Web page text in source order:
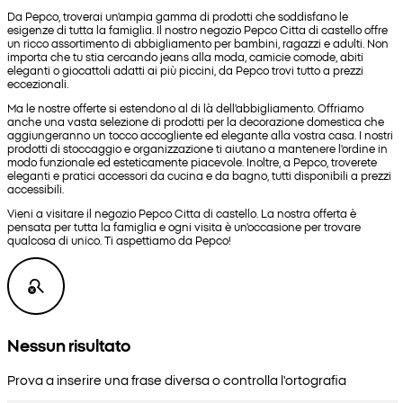
Da Pepco, troverai un'ampia gamma di prodotti che soddisfano le
esigenze di tutta la famiglia. Il nostro negozio Pepco Citta di castello offre
un ricco assortimento di abbigliamento per bambini, ragazzi e adulti. Non
importa che tu stia cercando jeans alla moda, camicie comode, abiti
eleganti o giocattoli adatti ai più piccini, da Pepco trovi tutto a prezzi
eccezionali.
Ma le nostre offerte si estendono al di là dell'abbigliamento. Offriamo
anche una vasta selezione di prodotti per la decorazione domestica che
aggiungeranno un tocco accogliente ed elegante alla vostra casa. I nostri
prodotti di stoccaggio e organizzazione ti aiutano a mantenere l'ordine in
modo funzionale ed esteticamente piacevole. Inoltre, a Pepco, troverete
eleganti e pratici accessori da cucina e da bagno, tutti disponibili a prezzi
accessibili.
Vieni a visitare il negozio Pepco Citta di castello. La nostra offerta è
pensata per tutta la famiglia e ogni visita è un'occasione per trovare
qualcosa di unico. Ti aspettiamo da Pepco!
Nessun risultato
Prova a inserire una frase diversa o controlla l'ortografia